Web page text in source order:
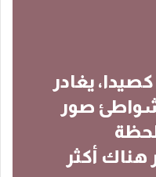
يغادر
شواطئ صور
لحظة
هناك أكثر